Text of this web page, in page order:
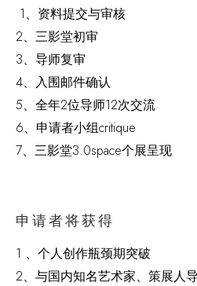
1、资料提交与审核
2、三影堂初审
3、导师复审
4、入围邮件确认
5、全年2位导师12次交流
6、申请者小组critique
7、三影堂3.0space个展呈现
申请者将获得
1 、个人创作瓶颈期突破
2、与国内知名艺术家、策展人